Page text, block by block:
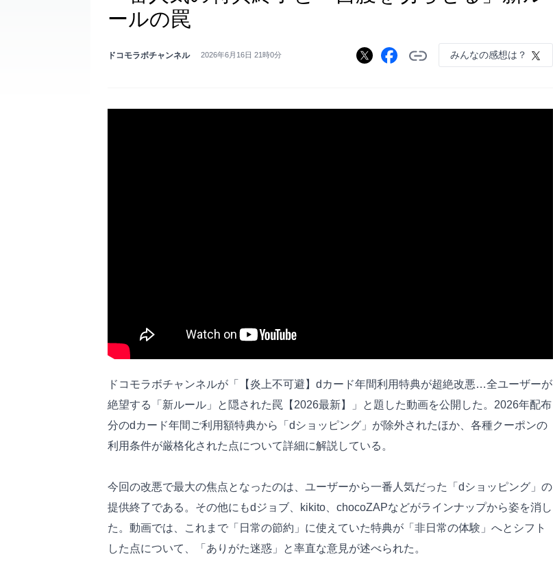
ールの罠
ドコモラボチャンネル 2026年6月16日 21時0分 みんなの感想は？
ドコモラボチャンネルが「【炎上不可避】dカード年間利用特典が超絶改悪…全ユーザーが
絶望する「新ルール」と隠された罠【2026最新】」と題した動画を公開した。2026年配布
分のdカード年間ご利用額特典から「dショッピング」が除外されたほか、各種クーポンの
利用条件が厳格化された点について詳細に解説している。
今回の改悪で最大の焦点となったのは、ユーザーから一番人気だった「dショッピング」の
提供終了である。その他にもdジョブ、kikito、chocoZAPなどがラインナップから姿を消し
た。動画では、これまで「日常の節約」に使えていた特典が「非日常の体験」へとシフト
した点について、「ありがた迷惑」と率直な意見が述べられた。